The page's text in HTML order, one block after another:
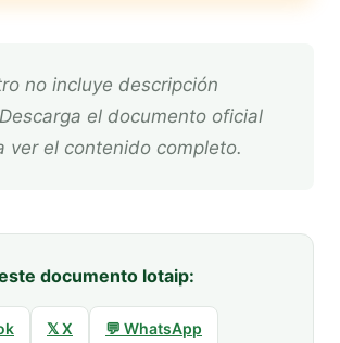
el documento oficial
ver el contenido completo.
documento lotaip:
𝕏 X 💬 WhatsApp